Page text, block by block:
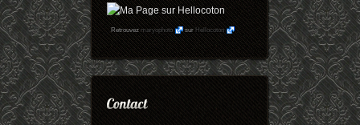
Retrouvezmaryophoto surHellocoton